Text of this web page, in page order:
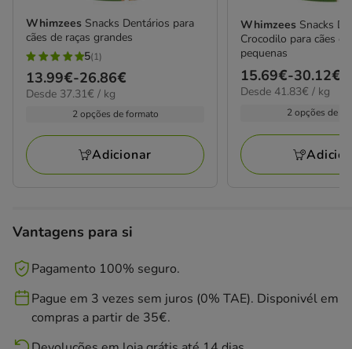
Whimzees Snacks Dentários para
cães de raças grandes
5
estrelas
com
avaliações
5(1)
Preço
de
26.86€
13.99€-26.86€
37.31€
Desde 37.31€ / kg
2 opções de formato
Adicionar
Whimzees Snacks
Crocodilo para cães
pequenas
Preço
de
30.12€
15.69€-30.12€
41.83€
Desde 41.83€ / kg
2 opções de
Vantagens para si
Pagamento 100% seguro.
Pague em 3 vezes sem juros (0% TAE). Disponivél em
compras a partir de 35€.